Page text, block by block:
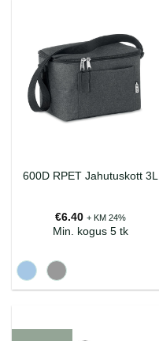
600D RPET Jahutuskott 3L
€6.40 + KM 24%
Min. kogus 5 tk